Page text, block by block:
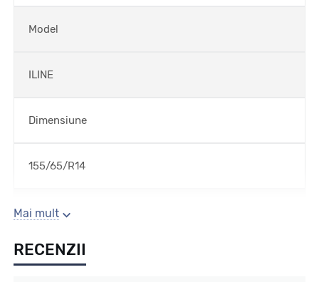
Model
ILINE
Dimensiune
155/65/R14
Sezon
Vara
Mai mult
RECENZII